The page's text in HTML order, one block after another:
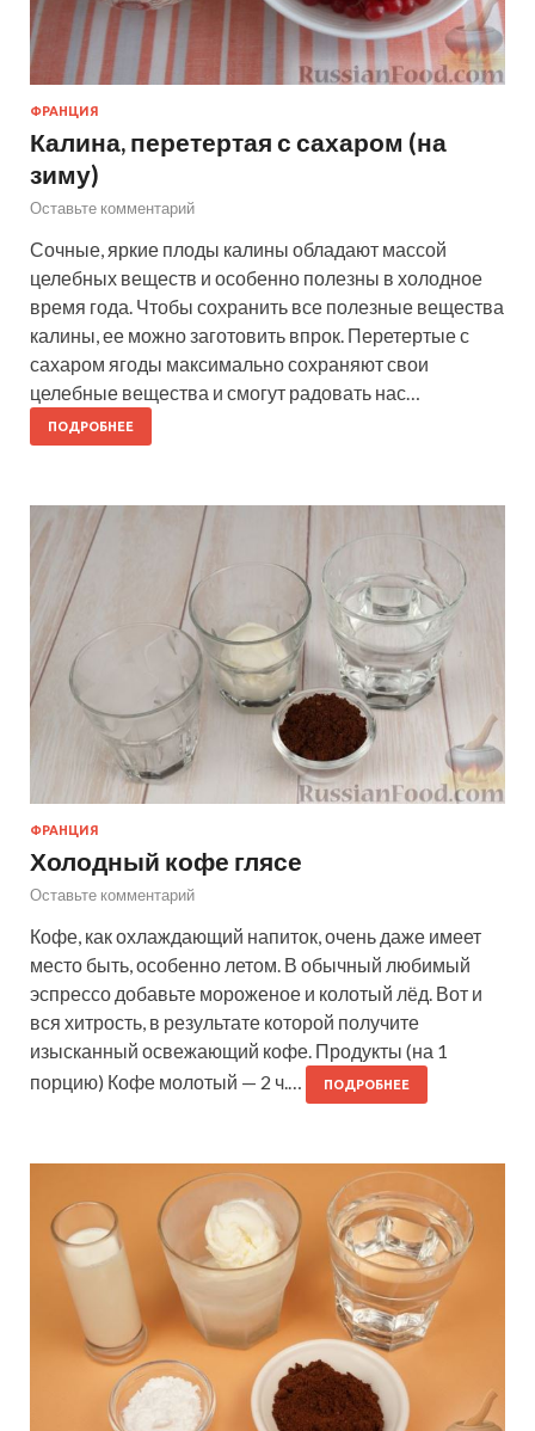
ФРАНЦИЯ
Калина, перетертая с сахаром (на
зиму)
Оставьте комментарий
Сочные, яркие плоды калины обладают массой
целебных веществ и особенно полезны в холодное
время года. Чтобы сохранить все полезные вещества
калины, ее можно заготовить впрок. Перетертые с
сахаром ягоды максимально сохраняют свои
целебные вещества и смогут радовать нас…
ПОДРОБНЕЕ
ФРАНЦИЯ
Холодный кофе глясе
Оставьте комментарий
Кофе, как охлаждающий напиток, очень даже имеет
место быть, особенно летом. В обычный любимый
эспрессо добавьте мороженое и колотый лёд. Вот и
вся хитрость, в результате которой получите
изысканный освежающий кофе. Продукты (на 1
порцию) Кофе молотый — 2 ч.…
ПОДРОБНЕЕ